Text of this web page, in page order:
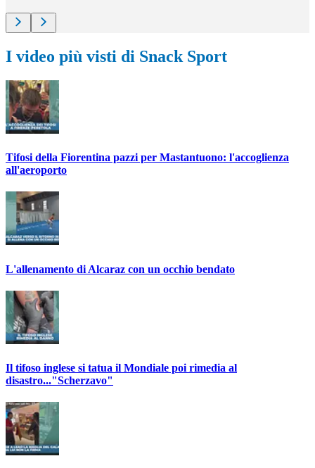
I video più visti di Snack Sport
Tifosi della Fiorentina pazzi per Mastantuono: l'accoglienza
all'aeroporto
L'allenamento di Alcaraz con un occhio bendato
Il tifoso inglese si tatua il Mondiale poi rimedia al
disastro..."Scherzavo"